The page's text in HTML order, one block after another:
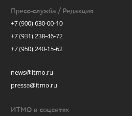
Пресс-служба / Редакция
+7 (900) 630-00-10
+7 (931) 238-46-72
+7 (950) 240-15-62
news@itmo.ru
pressa@itmo.ru
ИТМО в соцсетях